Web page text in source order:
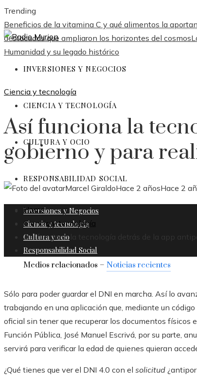
Trending
Beneficios de la vitamina C y qué alimentos la aportan
destacadas que ampliaron los horizontes del cosmos
Humanidad y su legado histórico
INVERSIONES Y NEGOCIOS
CIENCIA Y TECNOLOGÍA
CULTURA Y OCIO
RESPONSABILIDAD SOCIAL
Inversiones y Negocios
Ciencia y tecnología
Cultura y ocio
Responsabilidad Social
Ciencia y tecnología
Así funciona la
gobierno y para
Marcel GiraldoHace 2 añosHace 2
Home
Ciencia y tecnología
Así funciona la tecnología detrás de la app
Medios relacionados – Noticias recientes
Sólo para poder guardar el DNI en marcha. Así lo
trabajando en una aplicación que, mediante un
oficial sin tener que recuperar los documentos
Función Pública, José Manuel Escrivá, por su parte,
servirá para verificar la edad de quienes quieran
¿Qué tienes que ver el DNI 4.0 con el solicitud